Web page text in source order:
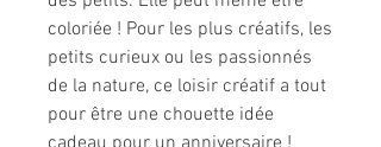
coloriée ! Pour les plus créatifs, les
petits curieux ou les passionnés
de la nature, ce loisir créatif a tout
pour être une chouette idée